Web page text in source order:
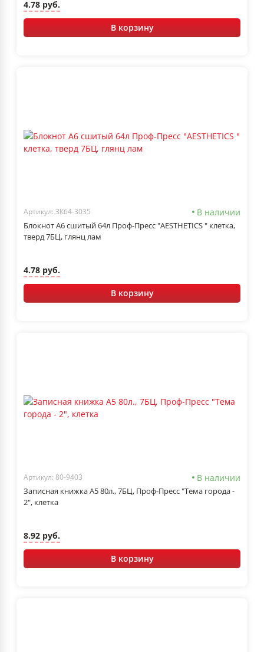
4.78 руб.
В корзину
Артикул: ЗК64-3035 В наличии
Блокнот А6 сшитый 64л Проф-Пресс "AESTHETICS " клетка,
тверд 7БЦ, глянц лам
4.78 руб.
В корзину
Артикул: 80-9403 В наличии
Записная книжка А5 80л., 7БЦ, Проф-Пресс "Тема города -
2", клетка
8.92 руб.
В корзину